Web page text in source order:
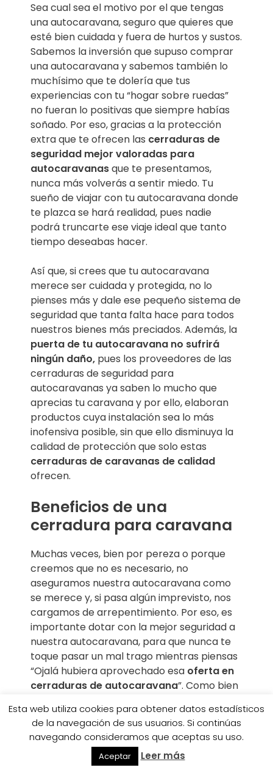
Sea cual sea el motivo por el que tengas
una autocaravana, seguro que quieres que
esté bien cuidada y fuera de hurtos y sustos.
Sabemos la inversión que supuso comprar
una autocaravana y sabemos también lo
muchísimo que te dolería que tus
experiencias con tu “hogar sobre ruedas”
no fueran lo positivas que siempre habías
soñado. Por eso, gracias a la protección
extra que te ofrecen las cerraduras de
seguridad mejor valoradas para
autocaravanasque te presentamos,
nunca más volverás a sentir miedo. Tu
sueño de viajar con tu autocaravana donde
te plazca se hará realidad, pues nadie
podrá truncarte ese viaje ideal que tanto
tiempo deseabas hacer.
Así que, si crees que tu autocaravana
merece ser cuidada y protegida, no lo
pienses más y dale ese pequeño sistema de
seguridad que tanta falta hace para todos
nuestros bienes más preciados. Además, la
puerta de tu autocaravana no sufrirá
ningún daño, pues los proveedores de las
cerraduras de seguridad para
autocaravanas ya saben lo mucho que
aprecias tu caravana y por ello, elaboran
productos cuya instalación sea lo más
inofensiva posible, sin que ello disminuya la
calidad de protección que solo estas
cerraduras de caravanas de calidad
ofrecen.
Beneficios de una
cerradura para caravana
Muchas veces, bien por pereza o porque
creemos que no es necesario, no
aseguramos nuestra autocaravana como
se merece y, si pasa algún imprevisto, nos
cargamos de arrepentimiento. Por eso, es
importante dotar con la mejor seguridad a
nuestra autocaravana, para que nunca te
toque pasar un mal trago mientras piensas
“Ojalá hubiera aprovechado esa oferta en
cerraduras de autocaravana”. Como bien
cualquier gasto nunca es en vano.
Imagina estar de vacaciones en un lugar
tranquilo, lleno de paz y de naturaleza, pero
Esta web utiliza cookies para obtener datos estadísticos
de la navegación de sus usuarios. Si continúas
navegando consideramos que aceptas su uso.
Aceptar Leer más